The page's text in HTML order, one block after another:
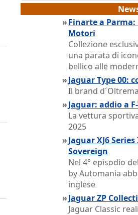
»Finarte a Parma:
Motori
Collezione
una parata di
bellico alle
»Jaguar Type 00:
Il brand
»Jaguar: addio a F-
La vettura
2025
»Jaguar XJ6
Sovereign
Nel 4° episodio
by Automania
inglese
»Jaguar ZP
Jaguar Classic